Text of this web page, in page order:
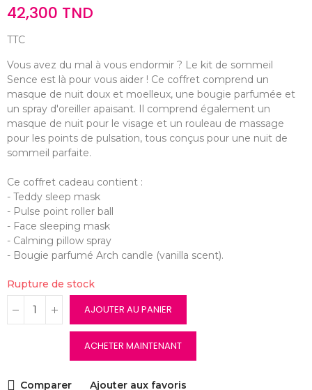
42,300 TND
TTC
Vous avez du mal à vous endormir ? Le kit de sommeil
Sence est là pour vous aider ! Ce coffret comprend un
masque de nuit doux et moelleux, une bougie parfumée et
un spray d'oreiller apaisant. Il comprend également un
masque de nuit pour le visage et un rouleau de massage
pour les points de pulsation, tous conçus pour une nuit de
sommeil parfaite.
Ce coffret cadeau contient :
- Teddy sleep mask
- Pulse point roller ball
- Face sleeping mask
- Calming pillow spray
- Bougie parfumé Arch candle (vanilla scent).
Rupture de stock
AJOUTER AU PANIER
ACHETER MAINTENANT
Comparer Ajouter aux favoris